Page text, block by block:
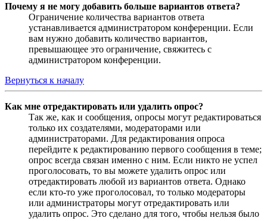
Почему я не могу добавить больше вариантов ответа?
Ограничение количества вариантов ответа
устанавливается администратором конференции. Если
вам нужно добавить количество вариантов,
превышающее это ограничение, свяжитесь с
администратором конференции.
Вернуться к началу
Как мне отредактировать или удалить опрос?
Так же, как и сообщения, опросы могут редактироваться
только их создателями, модераторами или
администраторами. Для редактирования опроса
перейдите к редактированию первого сообщения в теме;
опрос всегда связан именно с ним. Если никто не успел
проголосовать, то вы можете удалить опрос или
отредактировать любой из вариантов ответа. Однако
если кто-то уже проголосовал, то только модераторы
или администраторы могут отредактировать или
удалить опрос. Это сделано для того, чтобы нельзя было